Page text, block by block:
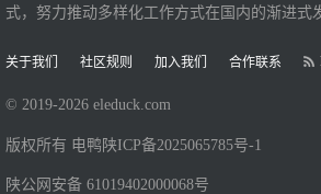
式，努力推动多样化工作方式在国内的渐进式
关于我们 社区规则 加入我们 合作联系
© 2019-2026 eleduck.com
版权所有 电鸭 陕ICP备2025065785号-1
陕公网安备 61019402000068号